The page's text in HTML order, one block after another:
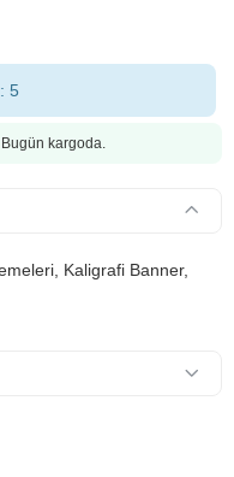
5
kargoda.
Kaligrafi Banner,